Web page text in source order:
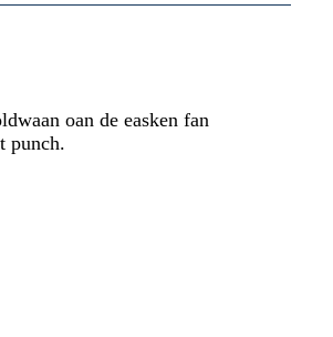
oan de easken fan
punch.